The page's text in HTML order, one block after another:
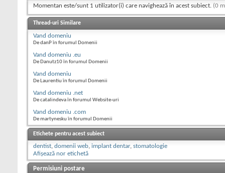
Momentan este/sunt 1 utilizator(i) care navighează în acest subiect. (0
Thread-uri Similare
Vand domeniu
De danP în forumul Domenii
Vand domeniu .eu
De Danutz10 în forumul Domenii
Vand domeniu
De Laurentiu în forumul Domenii
Vand domeniu .net
De catalindeva în forumul Website-uri
Vand domeniu .com
De martynesku în forumul Domenii
Etichete pentru acest subiect
dentist, domenii web, implant dentar, stomatologie
Afișează nor etichetă
Permisiuni postare